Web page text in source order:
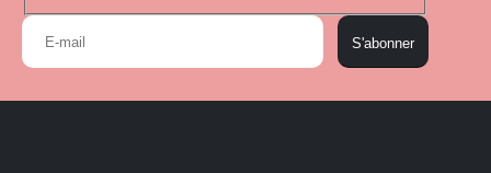
S'abonner